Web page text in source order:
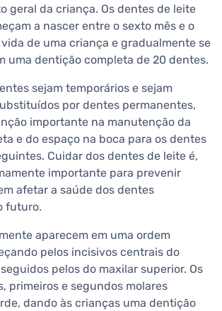
geral da criança. Os dentes de leite
a nascer entre o sexto mês e o
de uma criança e gradualmente se
uma dentição completa de 20 dentes.
sejam temporários e sejam
por dentes permanentes,
importante na manutenção da
e do espaço na boca para os dentes
Cuidar dos dentes de leite é,
importante para prevenir
afetar a saúde dos dentes
futuro.
aparecem em uma ordem
pelos incisivos centrais do
pelos do maxilar superior. Os
primeiros e segundos molares
dando às crianças uma dentição